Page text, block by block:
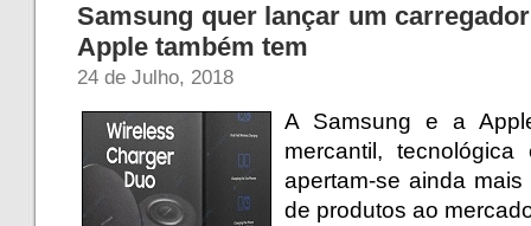
Samsung quer lançar um
Apple também tem
24 de Julho, 2018
A Samsung e a
mercantil,
apertam-se ainda mais
de produtos ao